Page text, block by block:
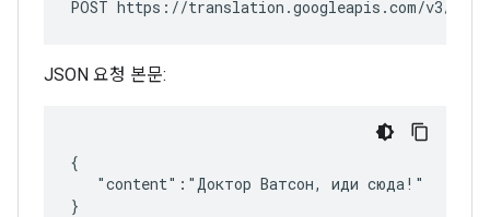
POST https://translation.googleapis.com/v3/
JSON 요청 본문:
{
   "content":"Доктор Ватсон, иди сюда!"